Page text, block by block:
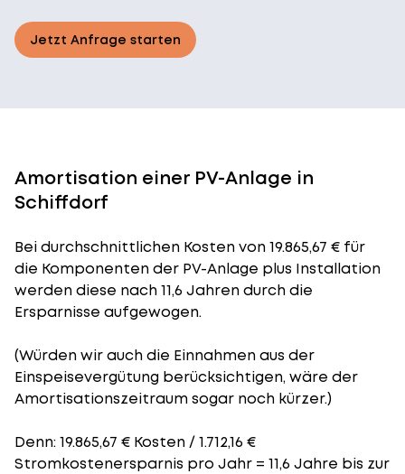
Jetzt Anfrage starten
Amortisation einer PV-Anlage in
Schiffdorf
Bei durchschnittlichen Kostenvon 19.865,67 € für
die Komponenten der PV-Anlage plus Installation
werden diese nach 11,6 Jahren durch die
Ersparnisse aufgewogen.
(Würden wir auch die Einnahmen aus der
Einspeisevergütung berücksichtigen, wäre der
Amortisationszeitraumsogar noch kürzer.)
Denn: 19.865,67 € Kosten / 1.712,16 €
Stromkostenersparnis pro Jahr = 11,6 Jahre bis zur